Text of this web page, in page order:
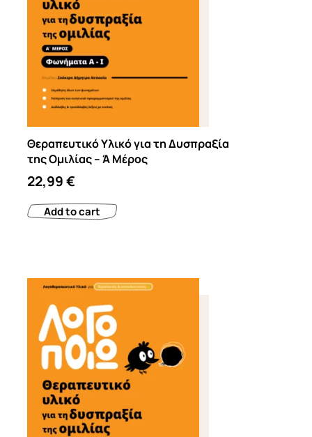
Θεραπευτικό Υλικό για τη Δυσπραξία
της Ομιλίας – Ά Μέρος
22,99€
Add to cart